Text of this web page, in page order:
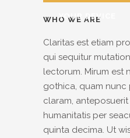
YOUR DEVICE
WHO WE ARE
Claritas est etiam
qui sequitur
lectorum. Mirum est
gothica, quam nunc
claram,
humanitatis per
quinta decima. Ut